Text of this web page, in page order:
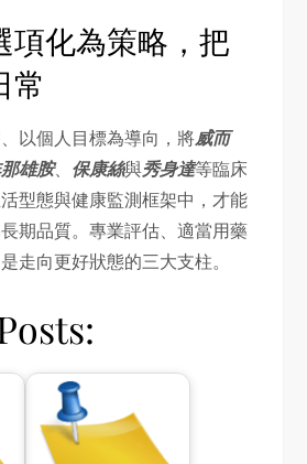
項化為策略，把
常
以個人目標為導向，將威而
雄胺、 保康絲與秀身達等臨床
型態與健康監測框架中，才能
期品質。專業評估、適當用藥
走向更好狀態的三大支柱。